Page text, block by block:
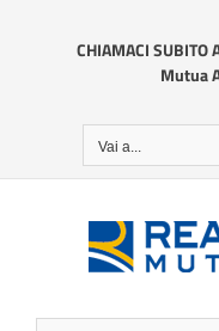
contenutoCHIAMACI
Mutua
Vai a...